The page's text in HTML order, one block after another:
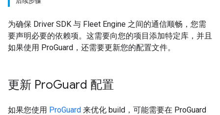
为确保 Driver SDK 与 Fleet Engine 之间的通信顺畅，您需
要声明必要的依赖项。这需要向您的项目添加特定库，并且
如果使用 ProGuard，还需要更新您的配置文件。
更新 ProGuard 配置
如果您使用 ProGuard 来优化 build，可能需要在 ProGuard